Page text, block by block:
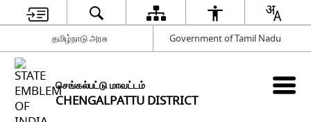
தமிழ்நாடு அரசு Government of Tamil Nadu
செங்கல்பட்டு மாவட்டம்
CHENGALPATTU DISTRICT